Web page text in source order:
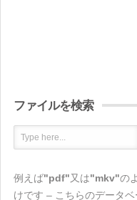
ファイルを検索
例えば"pdf"又は"mkv"の
けです – こちらのデータ